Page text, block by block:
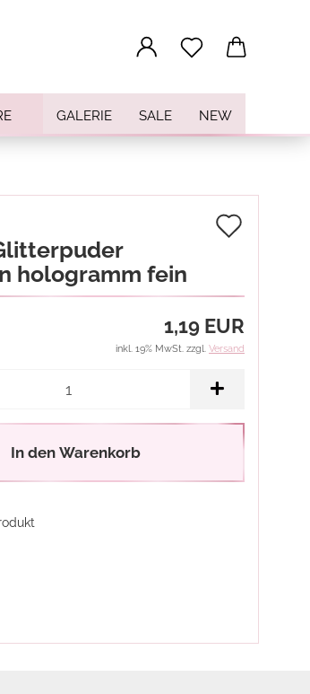
GALERIE SALE NEW
hologramm fein
1,19 EUR
inkl. 19% MwSt. zzgl. Versand
In den Warenkorb